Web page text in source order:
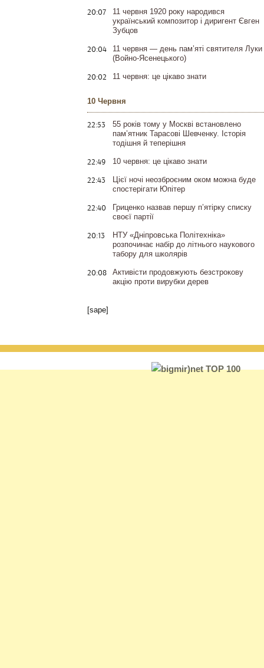
20:07
11 червня 1920 року народився
український композитор і диригент Євген
Зубцов
20:04
11 червня — день пам’яті святителя Луки
(Войно-Ясенецького)
20:02 11 червня: це цікаво знати
10 Червня
22:53
55 років тому у Москві встановлено
пам’ятник Тарасові Шевченку. Історія
тодішня й теперішня
22:49 10 червня: це цікаво знати
22:43
Цієї ночі неозброєним оком можна буде
спостерігати Юпітер
22:40
Гриценко назвав першу п’ятірку списку
своєї партії
20:13
НТУ «Дніпровська Політехніка»
розпочинає набір до літнього наукового
табору для школярів
20:08
Активісти продовжують безстрокову
акцію проти вирубки дерев
[sape]